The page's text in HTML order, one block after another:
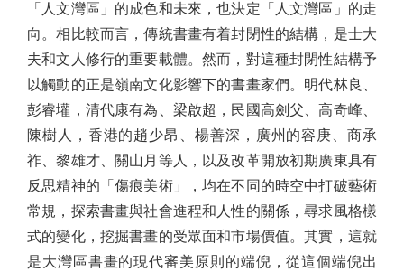
「人文灣區」的成色和未來，也決定「人文灣區」的走
向。相比較而言，傳統書畫有着封閉性的結構，是士大
夫和文人修行的重要載體。然而，對這種封閉性結構予
以觸動的正是嶺南文化影響下的書畫家們。明代林良、
彭睿壦，清代康有為、梁啟超，民國高劍父、高奇峰、
陳樹人，香港的趙少昂、楊善深，廣州的容庚、商承
祚、黎雄才、關山月等人，以及改革開放初期廣東具有
反思精神的「傷痕美術」，均在不同的時空中打破藝術
常規，探索書畫與社會進程和人性的關係，尋求風格樣
式的變化，挖掘書畫的受眾面和市場價值。其實，這就
是大灣區書畫的現代審美原則的端倪，從這個端倪出